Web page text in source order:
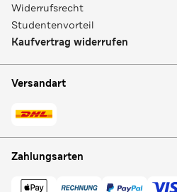
Widerrufsrecht
Studentenvorteil
Kaufvertrag widerrufen
Versandart
Zahlungsarten